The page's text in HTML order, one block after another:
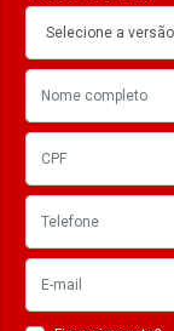
Financiamento?
Negociar usado
Preferência de
Whatsapp
Li e aceito a